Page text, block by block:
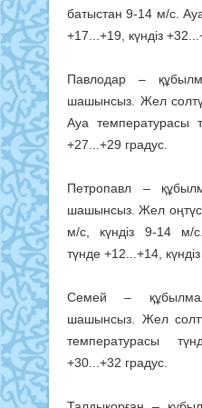
батыстан 9-14 м/с.
+17...+19, күндіз
Павлодар –
шашынсыз. Жел
Ауа температурасы
+27...+29 градус.
Петропавл –
шашынсыз. Жел
м/с, күндіз 9-14 м/
түнде +12...+14,
Семей –
шашынсыз. Жел
температурасы
+30...+32 градус.